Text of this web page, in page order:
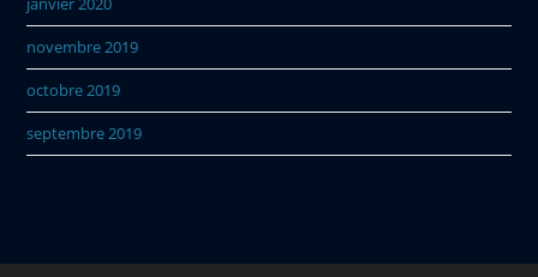
novembre 2019
octobre 2019
septembre 2019